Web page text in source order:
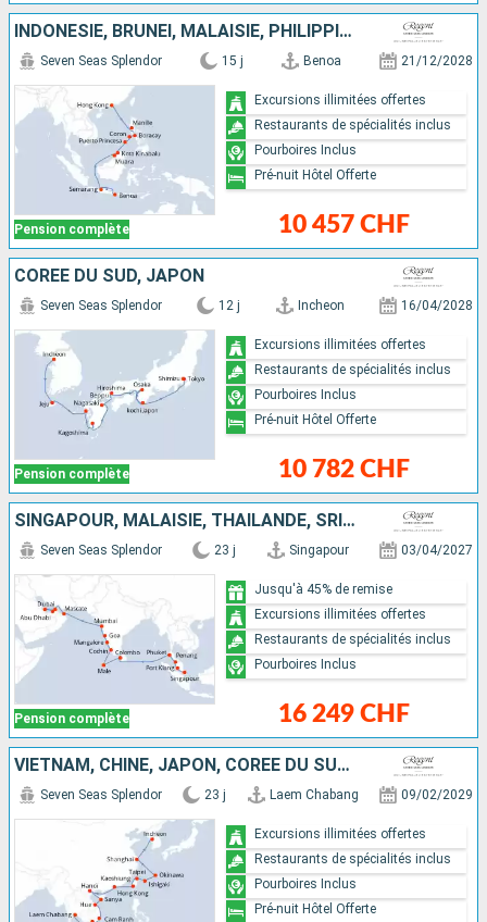
INDONÉSIE, BRUNEI, MALAISIE, PHILIPPINES, CHINE
Pension complète
Seven Seas Splendor 15 j Benoa 21/12/2028
10 457 CHF
Excursions illimitées offertes
Restaurants de spécialités inclus
Pourboires Inclus
Pré-nuit Hôtel Offerte
CORÉE DU SUD, JAPON
Pension complète
Seven Seas Splendor 12 j Incheon 16/04/2028
10 782 CHF
Excursions illimitées offertes
Restaurants de spécialités inclus
Pourboires Inclus
Pré-nuit Hôtel Offerte
SINGAPOUR, MALAISIE, THAÏLANDE, SRI LANKA, MALDIVES, INDE, OMAN, QATAR, EMIRATS ARABES UNIS
Pension complète
Seven Seas Splendor 23 j Singapour 03/04/2027
16 249 CHF
Jusqu'à 45% de remise
Excursions illimitées offertes
Restaurants de spécialités inclus
Pourboires Inclus
VIETNAM, CHINE, JAPON, CORÉE DU SUD, THAÏLANDE, TAÏWAN
Seven Seas Splendor 23 j Laem Chabang 09/02/2029
Excursions illimitées offertes
Restaurants de spécialités inclus
Pourboires Inclus
Pré-nuit Hôtel Offerte